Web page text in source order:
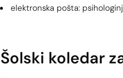
elektronska pošta:
Šolski koledar